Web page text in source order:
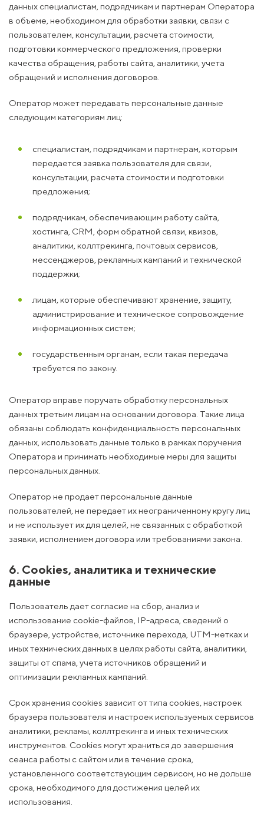
данных специалистам, подрядчикам и партнерам Оператора
в объеме, необходимом для обработки заявки, связи с
пользователем, консультации, расчета стоимости,
подготовки коммерческого предложения, проверки
качества обращения, работы сайта, аналитики, учета
обращений и исполнения договоров.
Оператор может передавать персональные данные
следующим категориям лиц:
специалистам, подрядчикам и партнерам, которым
передается заявка пользователя для связи,
консультации, расчета стоимости и подготовки
предложения;
подрядчикам, обеспечивающим работу сайта,
хостинга, CRM, форм обратной связи, квизов,
аналитики, коллтрекинга, почтовых сервисов,
мессенджеров, рекламных кампаний и технической
поддержки;
лицам, которые обеспечивают хранение, защиту,
администрирование и техническое сопровождение
информационных систем;
государственным органам, если такая передача
требуется по закону.
Оператор вправе поручать обработку персональных
данных третьим лицам на основании договора. Такие лица
обязаны соблюдать конфиденциальность персональных
данных, использовать данные только в рамках поручения
Оператора и принимать необходимые меры для защиты
персональных данных.
Оператор не продает персональные данные
пользователей, не передает их неограниченному кругу лиц
и не использует их для целей, не связанных с обработкой
заявки, исполнением договора или требованиями закона.
6. Cookies, аналитика и технические
данные
Пользователь дает согласие на сбор, анализ и
использование cookie-файлов, IP-адреса, сведений о
браузере, устройстве, источнике перехода, UTM-метках и
иных технических данных в целях работы сайта, аналитики,
защиты от спама, учета источников обращений и
оптимизации рекламных кампаний.
Срок хранения cookies зависит от типа cookies, настроек
браузера пользователя и настроек используемых сервисов
аналитики, рекламы, коллтрекинга и иных технических
инструментов. Cookies могут храниться до завершения
сеанса работы с сайтом или в течение срока,
установленного соответствующим сервисом, но не дольше
срока, необходимого для достижения целей их
использования.